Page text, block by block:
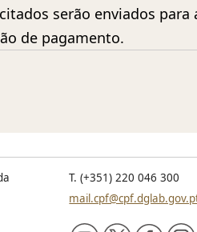
serão enviados para
de pagamento.
T. (+351) 220 046 300